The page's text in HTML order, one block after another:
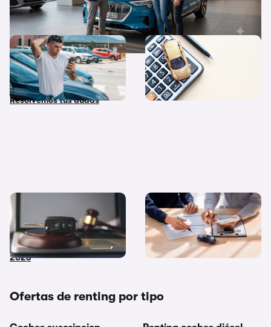
¿Qué diferencias hay entre
coche nuevo, coche de
stock y coche de Km 0?
Resolvemos tus dudas
Quiero un coche nuevo… ¿lo
pago al contado o financio
su compra?
Coches de subasta pública:
dónde y cómo comprar
coches embargados en
2026
Diferencias entre
financiación y renting ¿Cuál
me interesa más?
Ofertas de renting por tipo